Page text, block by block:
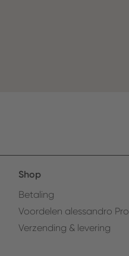
Shop
Betaling
Voordelen alessandro Pro
Verzending & levering